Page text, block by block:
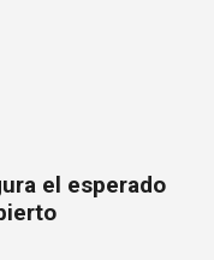
el esperado